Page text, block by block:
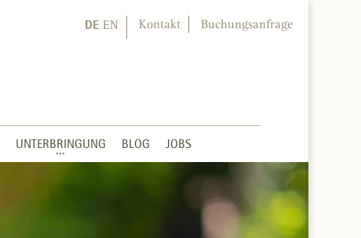
UNTERBRINGUNG BLOG JOBS
DE EN Kontakt Buchungsanfrage